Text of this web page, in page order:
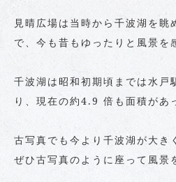
見晴広場は当時から千波湖を眺
で、今も昔もゆったりと風景を
千波湖は昭和初期頃までは水戸
り、現在の約4.9 倍も面積があ
古写真でも今より千波湖が大き
ぜひ古写真のように座って風景